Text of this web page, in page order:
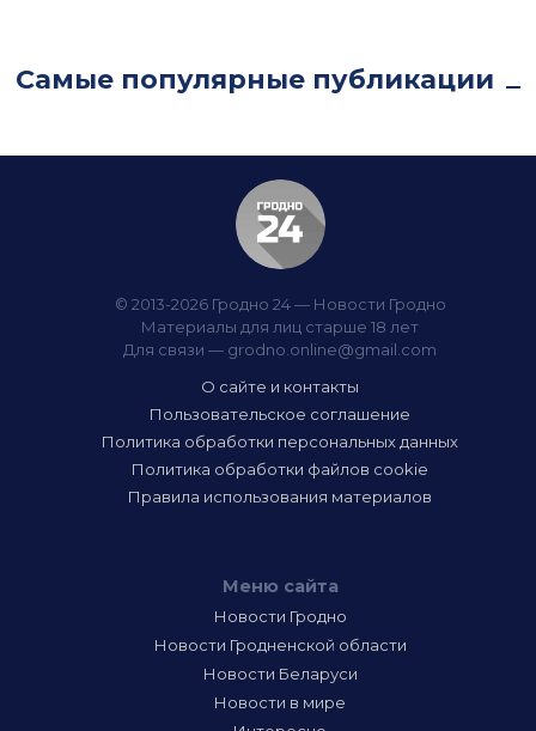
Самые популярные публикации
© 2013-2026 Гродно 24 — Новости Гродно
Материалы для лиц старше 18 лет
Для связи — grodno.online@gmail.com
О сайте и контакты
Пользовательское соглашение
Политика обработки персональных данных
Политика обработки файлов cookie
Правила использования материалов
Меню сайта
Новости Гродно
Новости Гродненской области
Новости Беларуси
Новости в мире